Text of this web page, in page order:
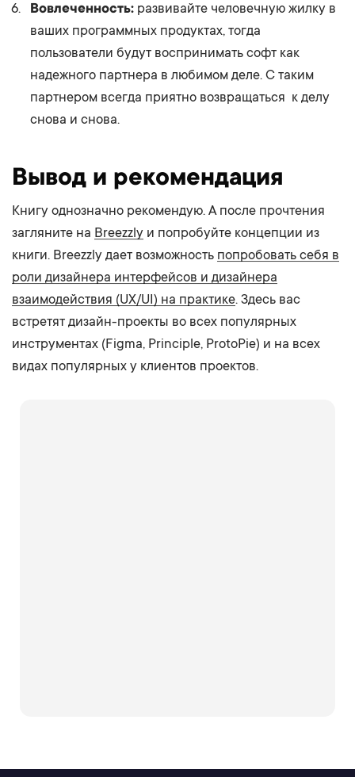
Вовлеченность: развивайте человечную жилку в
ваших программных продуктах, тогда
пользователи будут воспринимать софт как
надежного партнера в любимом деле. С таким
партнером всегда приятно возвращаться к делу
снова и снова.
Вывод и рекомендация
Книгу однозначно рекомендую. А после прочтения
загляните на Breezzly и попробуйте концепции из
книги. Breezzly дает возможность попробовать себя в
роли дизайнера интерфейсов и дизайнера
взаимодействия (UX/UI) на практике. Здесь вас
встретят дизайн-проекты во всех популярных
инструментах (Figma, Principle, ProtoPie) и на всех
видах популярных у клиентов проектов.